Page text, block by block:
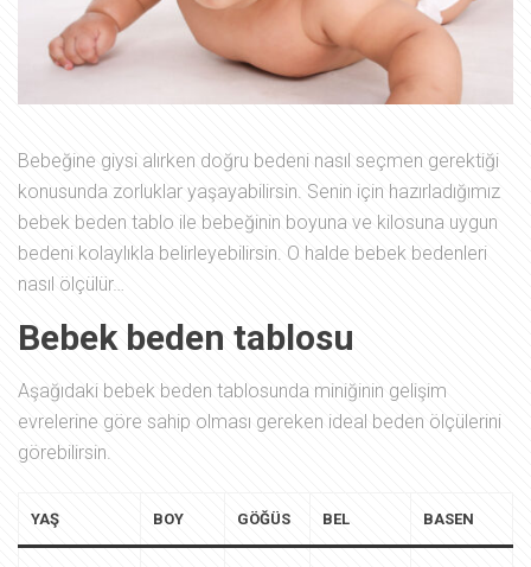
Bebeğine giysi alırken doğru bedeni nasıl seçmen gerektiği
konusunda zorluklar yaşayabilirsin. Senin için hazırladığımız
bebek beden tablo ile bebeğinin boyuna ve kilosuna uygun
bedeni kolaylıkla belirleyebilirsin. O halde bebek bedenleri
nasıl ölçülür…
Bebek beden tablosu
Aşağıdaki bebek beden tablosunda miniğinin gelişim
evrelerine göre sahip olması gereken ideal beden ölçülerini
görebilirsin.
YAŞ BOY GÖĞÜS BEL BASEN